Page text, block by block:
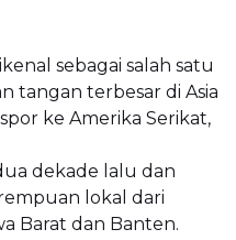
sebagai salah satu
tangan terbesar di Asia
ke Amerika Serikat,
dekade lalu dan
lokal dari
Barat dan Banten.